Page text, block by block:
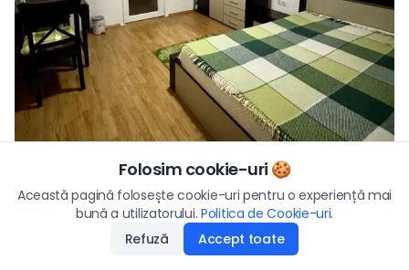
Preț
39.900€
19.06.2026
Aplică
Folosim cookie-uri 🍪
Această pagină folosește cookie-uri pentru o experiență mai
bună a utilizatorului. Politica de Cookie-uri.
Refuză
Accept toate